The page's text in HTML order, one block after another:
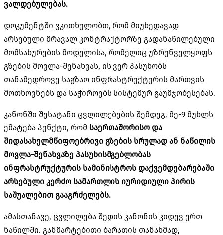
ვალდებულებას.
დოკუმენტში ვკითხულობთ, რომ მიუხედავად
არსებული მრავალ კონტრაქტორზე გადანაწილებული
მომსახურების მოდელისა, რომელიც უზრუნველყოფს
გზების მოვლა-შენახვას, ის ვერ პასუხობს
თანამედროვე საგზაო ინფრასტრუქტურის მართვის
მოთხოვნებს და საჭიროებს სისტემურ გაუმჯობესებას.
კანონში შესატანი ცვლილებების შემდეგ, მე-9 მუხლს
ემატება პუნქტი, რომ საერთაშორისო და
შიდასახელმწიფოებრივი გზების სრულად ან ნაწილის
მოვლა-შენახვაზე პასუხისმგებლობას
ინფრასტრუქტურის სამინისტროს დაქვემდებარებაში
არსებული კერძო სამართლის იურიდიული პირის
საშუალებით გააგრძელებს.
ამასთანავე, ცვლილება შედის კანონის კიდევ ერთ
ნაწილში. განმარტებითი ბარათის თანახმად,